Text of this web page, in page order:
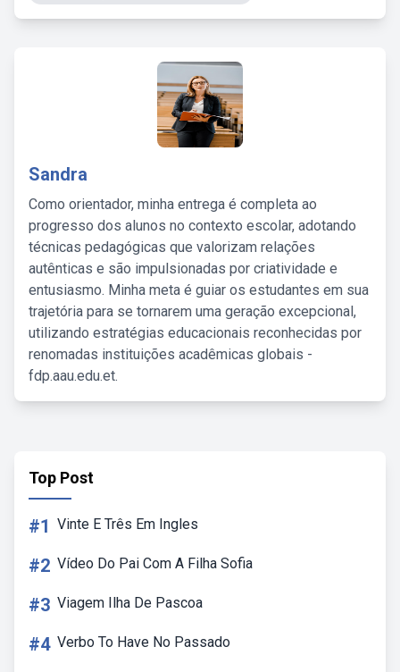
Sandra
Como orientador, minha entrega é completa ao
progresso dos alunos no contexto escolar, adotando
técnicas pedagógicas que valorizam relações
autênticas e são impulsionadas por criatividade e
entusiasmo. Minha meta é guiar os estudantes em sua
trajetória para se tornarem uma geração excepcional,
utilizando estratégias educacionais reconhecidas por
renomadas instituições acadêmicas globais -
fdp.aau.edu.et.
Top Post
#1 Vinte E Três Em Ingles
#2 Vídeo Do Pai Com A Filha Sofia
#3 Viagem Ilha De Pascoa
#4 Verbo To Have No Passado